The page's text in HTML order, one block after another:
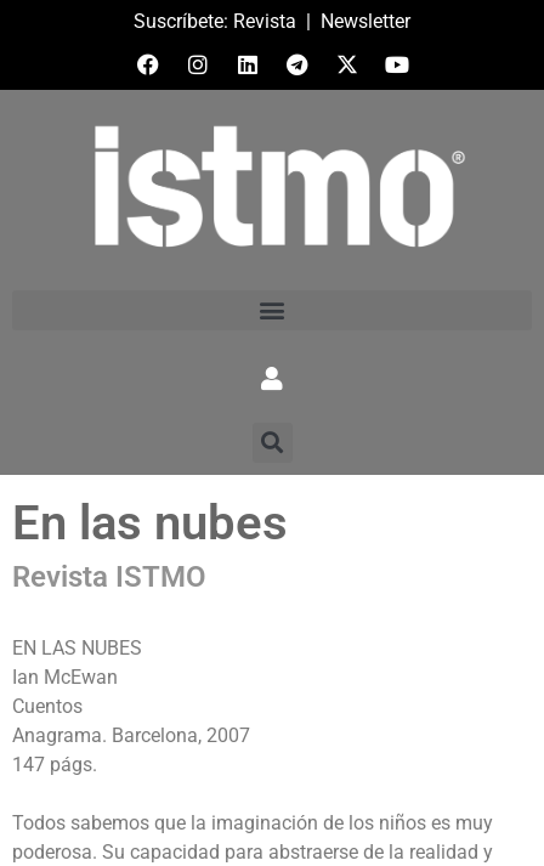
Suscríbete: Revista | Newsletter
En las nubes
Revista ISTMO
EN LAS NUBES
Ian McEwan
Cuentos
Anagrama. Barcelona, 2007
147 págs.
Todos sabemos que la imaginación de los niños es muy
poderosa. Su capacidad para abstraerse de la realidad y